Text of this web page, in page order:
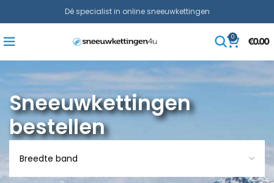
Dé specialist in online sneeuwkettingen
0
€0.00
Sneeuwkettingen
bestellen